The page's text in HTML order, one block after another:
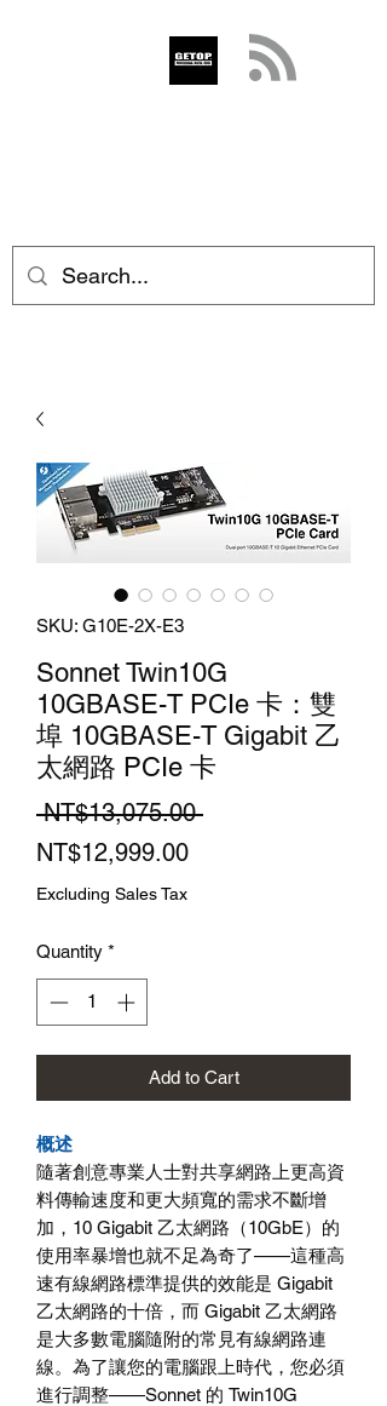
SKU: G10E-2X-E3
Sonnet Twin10G
10GBASE-T PCIe 卡：雙
埠 10GBASE-T Gigabit 乙
太網路 PCIe 卡
NT$13,075.00 Regular
NT$12,999.00Sale
Excluding Sales Tax
Quantity *
Add to Cart
概述
隨著創意專業人士對共享網路上更高資
料傳輸速度和更大頻寬的需求不斷增
加， 10 Gigabit 乙太網路（10GbE）的
使用率暴增也就不足為奇了——這種高
速有線網路標準提供的效能是 Gigabit
乙太網路的十倍，而 Gigabit 乙太網路
是大多數電腦隨附的常見有線網路連
線。為了讓您的電腦跟上時代，您必須
進行調整——Sonnet 的 Twin10G